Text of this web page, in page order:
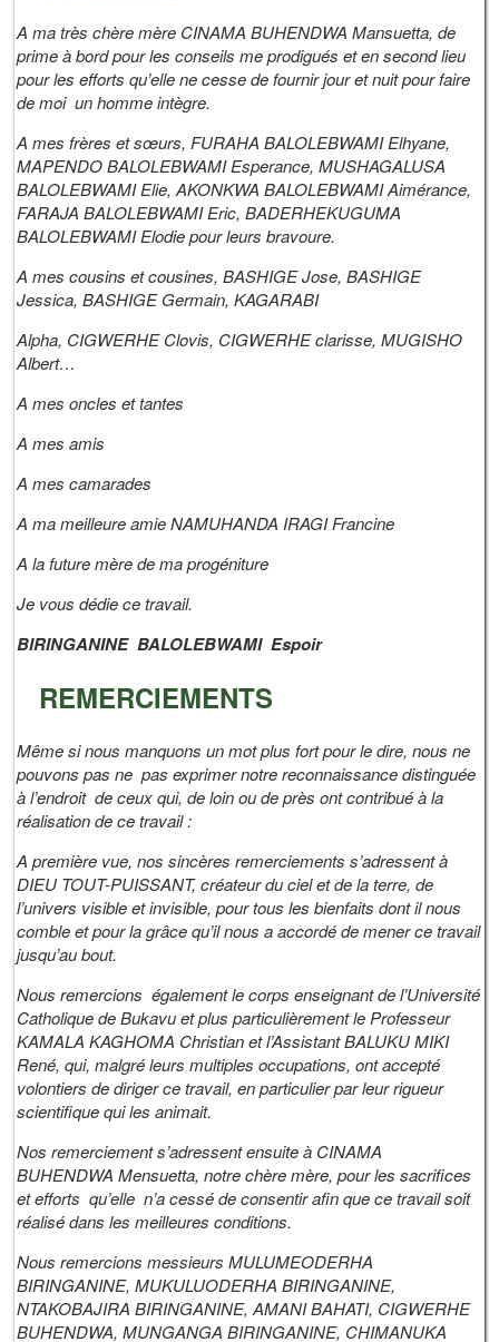
A ma très chère mère CINAMA BUHENDWA Mansuetta, de
prime à bord pour les conseils me prodigués et en second lieu
pour les efforts qu’elle ne cesse de fournir jour et nuit pour faire
de moi un homme intègre.
A mes frères et sœurs, FURAHA BALOLEBWAMI Elhyane,
MAPENDO BALOLEBWAMI Esperance, MUSHAGALUSA
BALOLEBWAMI Elie, AKONKWA BALOLEBWAMI Aimérance,
FARAJA BALOLEBWAMI Eric, BADERHEKUGUMA
BALOLEBWAMI Elodie pour leurs bravoure.
A mes cousins et cousines, BASHIGE Jose, BASHIGE
Jessica, BASHIGE Germain, KAGARABI
Alpha, CIGWERHE Clovis, CIGWERHE clarisse, MUGISHO
Albert…
A mes oncles et tantes
A mes amis
A mes camarades
A ma meilleure amie NAMUHANDA IRAGI Francine
A la future mère de ma progéniture
Je vous dédie ce travail.
BIRINGANINE BALOLEBWAMI Espoir
REMERCIEMENTS
Même si nous manquons un mot plus fort pour le dire, nous ne
pouvons pas ne pas exprimer notre reconnaissance distinguée
à l’endroit de ceux qui, de loin ou de près ont contribué à la
réalisation de ce travail :
A première vue, nos sincères remerciements s’adressent à
DIEU TOUT-PUISSANT, créateur du ciel et de la terre, de
l’univers visible et invisible, pour tous les bienfaits dont il nous
comble et pour la grâce qu’il nous a accordé de mener ce travail
jusqu’au bout.
Nous remercions également le corps enseignant de l’Université
Catholique de Bukavu et plus particulièrement le Professeur
KAMALA KAGHOMA Christian et l’AssistantBALUKU MIKI
René, qui, malgré leurs multiples occupations, ont accepté
volontiers de diriger ce travail, en particulier par leur rigueur
scientifique qui les animait.
Nos remerciement s’adressent ensuite à CINAMA
BUHENDWA Mensuetta, notre chère mère, pour les sacrifices
et efforts qu’elle n’a cessé de consentir afin que ce travail soit
réalisé dans les meilleures conditions.
Nous remercions messieursMULUMEODERHA
BIRINGANINE, MUKULUODERHA BIRINGANINE,
NTAKOBAJIRA BIRINGANINE, AMANI BAHATI, CIGWERHE
BUHENDWA, MUNGANGA BIRINGANINE, CHIMANUKA